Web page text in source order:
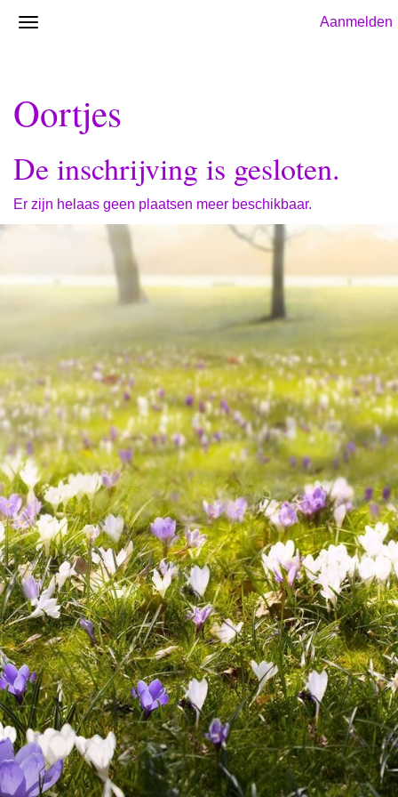
Aanmelden
Oortjes
De inschrijving is gesloten.
Er zijn helaas geen plaatsen meer beschikbaar.